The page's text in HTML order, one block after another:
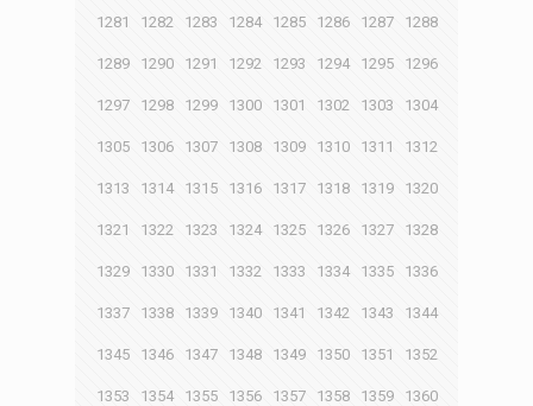
1281 1282 1283 1284 1285 1286 1287 1288
1289 1290 1291 1292 1293 1294 1295 1296
1297 1298 1299 1300 1301 1302 1303 1304
1305 1306 1307 1308 1309 1310 1311 1312
1313 1314 1315 1316 1317 1318 1319 1320
1321 1322 1323 1324 1325 1326 1327 1328
1329 1330 1331 1332 1333 1334 1335 1336
1337 1338 1339 1340 1341 1342 1343 1344
1345 1346 1347 1348 1349 1350 1351 1352
1353 1354 1355 1356 1357 1358 1359 1360